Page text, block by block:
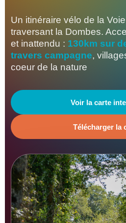
Un itinéraire vélo de la
traversant la Dombes.
et inattendu : 130km sur
travers campagne,
coeur de la nature
Voir la carte
Télécharger la